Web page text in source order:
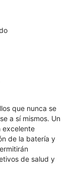
que nunca se
a sí mismos. Un
excelente
de la batería y
de salud y